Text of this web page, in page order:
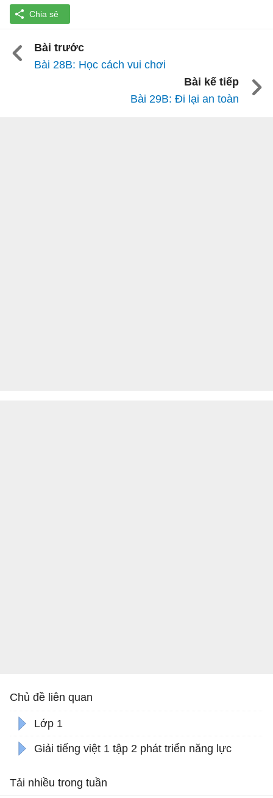
Bài trước
Bài 28B: Học cách vui chơi
Bài kế tiếp
Bài 29B: Đi lại an toàn
Chủ đề liên quan
Lớp 1
Giải tiếng việt 1 tập 2 phát triển năng lực
Tải nhiều trong tuần